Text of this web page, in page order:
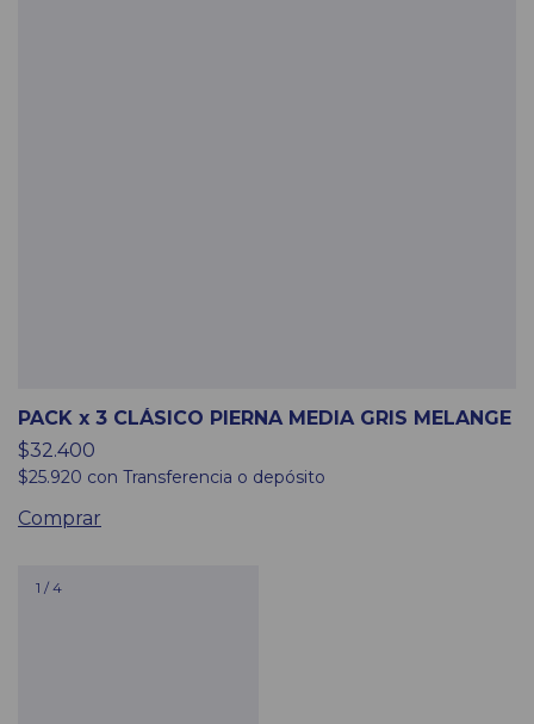
PACK x 3 CLÁSICO PIERNA MEDIA GRIS MELANGE
$32.400
$25.920 con Transferencia o depósito
Comprar
1 / 4